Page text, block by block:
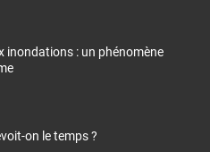
inondations : un phénomène
on le temps ?